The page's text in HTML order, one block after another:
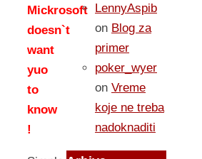
Mickrosoft
doesn`t
want
yuo
to
know
!
LennyAspib
on Blog za
primer
poker_wyer
on Vreme
koje ne treba
nadoknaditi